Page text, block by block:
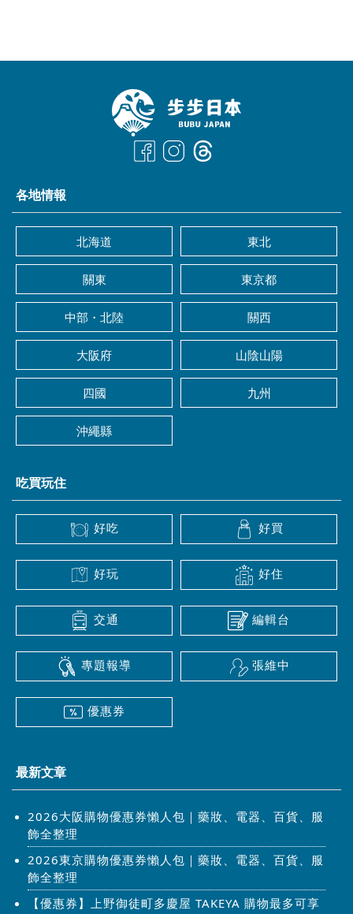
各地情報
北海道 東北
關東 東京都
中部・北陸 關西
大阪府 山陰山陽
四國 九州
沖繩縣
吃買玩住
好吃 好買
好玩 好住
交通 編輯台
專題報導 張維中
優惠券
最新文章
2026大阪購物優惠券懶人包｜藥妝、電器、百貨、服
飾全整理
2026東京購物優惠券懶人包｜藥妝、電器、百貨、服
飾全整理
【優惠券】上野御徒町多慶屋 TAKEYA 購物最多可享